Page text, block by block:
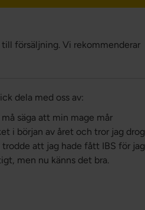
försäljning. Vi rekommenderar
dela med oss av:
säga att min mage mår
i början av året och tror jag drog
att jag hade fått IBS för jag
men nu känns det bra.